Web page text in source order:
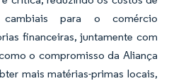
para o comércio
financeiras, juntamente com
o compromisso da Aliança
mais matérias-primas locais,